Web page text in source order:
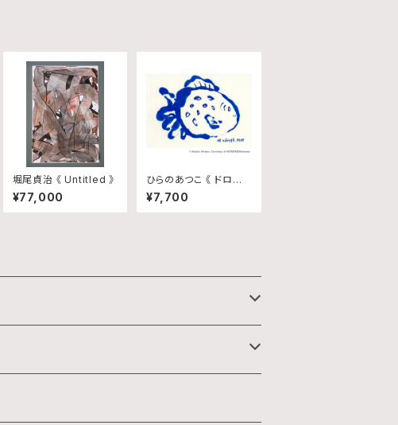
堀尾貞治 《 Untitled 》
¥77,000
ひらのあつこ 《 ドロー
イング/No.208 》
¥7,700